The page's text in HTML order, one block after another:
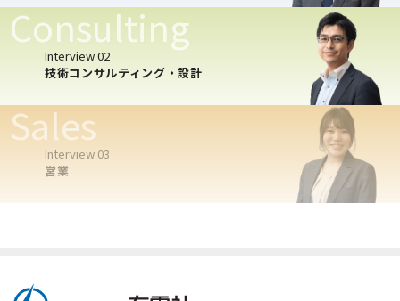
Interview 02
技術コンサルティング・設計
Consulting
Interview 03
営業
Sales